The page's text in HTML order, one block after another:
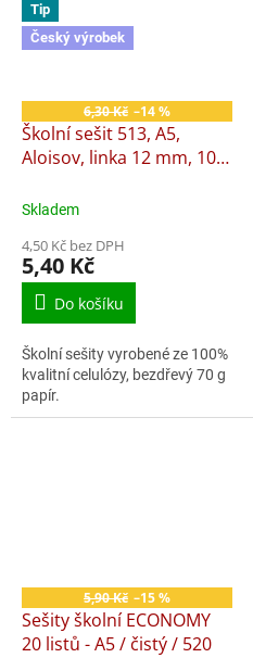
Tip
Český výrobek
6,30 Kč –14 %
Školní sešit 513, A5,
Aloisov, linka 12 mm, 10
Skladem
4,50 Kč bez DPH
5,40 Kč
Do košíku
Školní sešity vyrobené ze 100%
kvalitní celulózy, bezdřevý 70 g
papír.
5,90 Kč –15 %
Sešity školní ECONOMY
20 listů - A5 / čistý / 520